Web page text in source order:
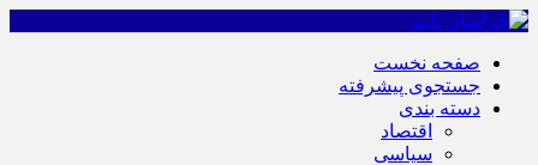
صفحه نخست
جستجوی پیشرفته
دسته بندی
اقتصاد
سیاسی